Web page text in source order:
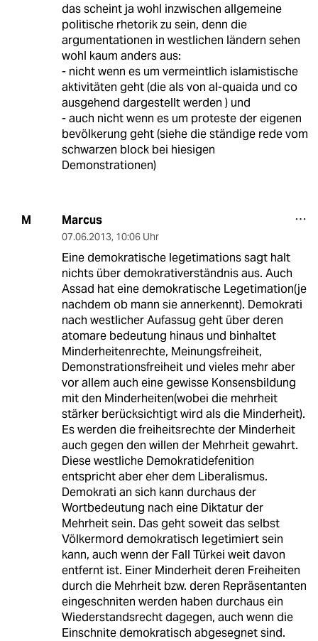
das scheint ja wohl inzwischen allgemeine
politische rhetorik zu sein, denn die
argumentationen in westlichen ländern sehen
wohl kaum anders aus:
- nicht wenn es um vermeintlich islamistische
aktivitäten geht (die als von al-quaida und co
ausgehend dargestellt werden ) und
- auch nicht wenn es um proteste der eigenen
bevölkerung geht (siehe die ständige rede vom
schwarzen block bei hiesigen
Demonstrationen)
M Marcus
07.06.2013, 10:06 Uhr
Eine demokratische legetimations sagt halt
nichts über demokrativerständnis aus. Auch
Assad hat eine demokratische Legetimation(je
nachdem ob mann sie annerkennt). Demokrati
nach westlicher Aufassug geht über deren
atomare bedeutung hinaus und binhaltet
Minderheitenrechte, Meinungsfreiheit,
Demonstrationsfreiheit und vieles mehr aber
vor allem auch eine gewisse Konsensbildung
mit den Minderheiten(wobei die mehrheit
stärker berücksichtigt wird als die Minderheit).
Es werden die freiheitsrechte der Minderheit
auch gegen den willen der Mehrheit gewahrt.
Diese westliche Demokratidefenition
entspricht aber eher dem Liberalismus.
Demokrati an sich kann durchaus der
Wortbedeutung nach eine Diktatur der
Mehrheit sein. Das geht soweit das selbst
Völkermord demokratisch legetimiert sein
kann, auch wenn der Fall Türkei weit davon
entfernt ist. Einer Minderheit deren Freiheiten
durch die Mehrheit bzw. deren Repräsentanten
eingeschniten werden haben durchaus ein
Wiederstandsrecht dagegen, auch wenn die
Einschnite demokratisch abgesegnet sind.